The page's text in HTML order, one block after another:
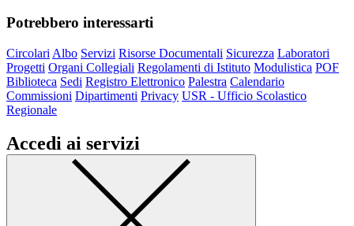
Potrebbero interessarti
Circolari Albo Servizi Risorse Documentali Sicurezza Laboratori
Progetti Organi Collegiali Regolamenti di Istituto Modulistica POF
Biblioteca Sedi Registro Elettronico Palestra Calendario
Commissioni Dipartimenti Privacy USR - Ufficio Scolastico
Regionale
Accedi ai servizi